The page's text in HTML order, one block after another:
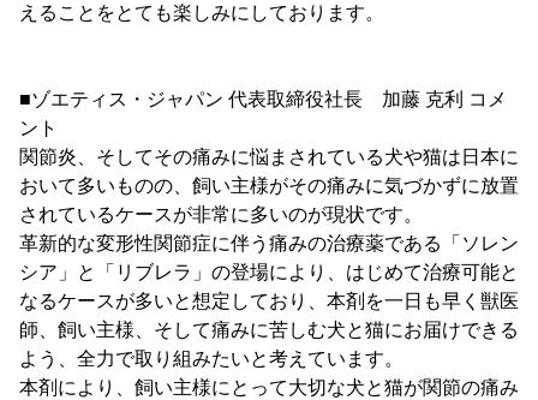
えることをとても楽しみにしております。
■ゾエティス・ジャパン 代表取締役社長 加藤 克利 コメ
ント
関節炎、そしてその痛みに悩まされている犬や猫は日本に
おいて多いものの、飼い主様がその痛みに気づかずに放置
されているケースが非常に多いのが現状です。
革新的な変形性関節症に伴う痛みの治療薬である「ソレン
シア」と「リブレラ」の登場により、はじめて治療可能と
なるケースが多いと想定しており、本剤を一日も早く獣医
師、飼い主様、そして痛みに苦しむ犬と猫にお届けできる
よう、全力で取り組みたいと考えています。
本剤により、飼い主様にとって大切な犬と猫が関節の痛み